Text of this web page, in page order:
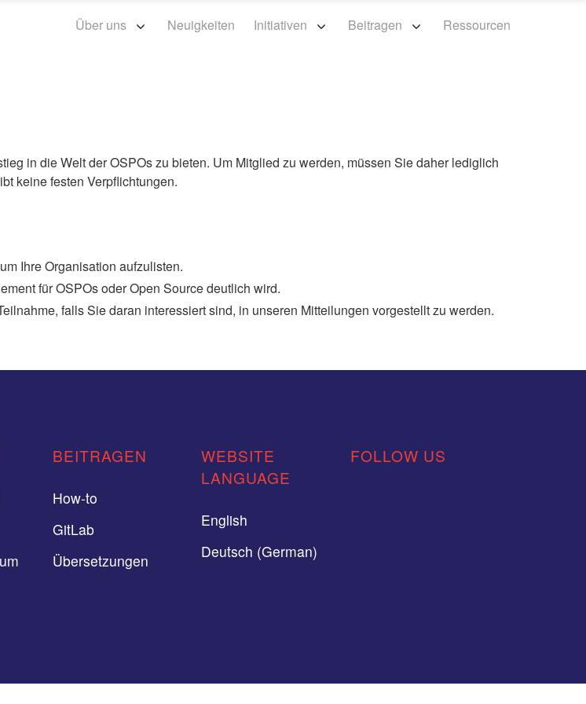
Über uns Neuigkeiten Initiativen Beitragen Ressourcen
in die Welt der OSPOs zu bieten. Um Mitglied zu werden, müssen Sie daher lediglich
keine festen Verpflichtungen.
Ihre Organisation aufzulisten.
für OSPOs oder Open Source deutlich wird.
falls Sie daran interessiert sind, in unseren Mitteilungen vorgestellt zu werden.
BEITRAGEN
How-to
GitLab
Übersetzungen
WEBSITE
LANGUAGE
English
Deutsch (German)
FOLLOW US